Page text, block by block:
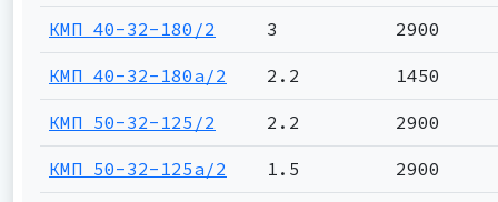
КМП 40-32-180/2 3 2900
КМП 40-32-180а/2 2.2 1450
КМП 50-32-125/2 2.2 2900
КМП 50-32-125а/2 1.5 2900